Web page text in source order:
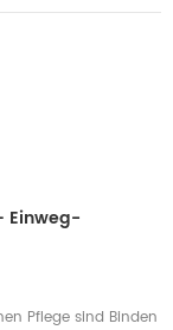
Einweg-
Pflege sind Binden